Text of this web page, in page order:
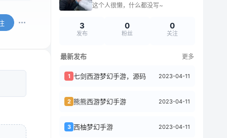
这个人很懒，什么都没写~
3
发布
0
粉丝
0
关注
最新发布 更多
1 七剑西游梦幻手游，源码 2023-04-11
2 熊熊西游梦幻手游 2023-04-11
3 西柚梦幻手游 2023-04-11